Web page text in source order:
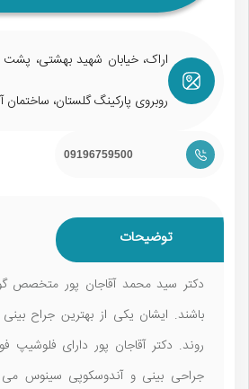
اراک، خیابان شهید بهشتی، پشت
روبروی پارکینگ گلستان، ساختمان
09196759500
توضیحات
دکتر سید محمد آقاجان‌ پور متخصص
باشند. ایشان یکی از بهترین جراح
روند. دکتر آقاجان پور دارای
جراحی بینی و آندوسکوپی سینوس می